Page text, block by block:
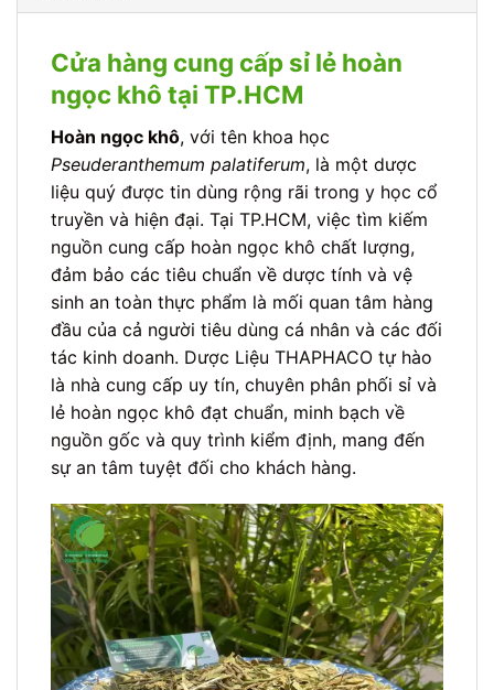
Cửa hàng cung cấp sỉ lẻ hoàn
ngọc khô tại TP.HCM
Hoàn ngọc khô, với tên khoa học
Pseuderanthemum palatiferum, là một dược
liệu quý được tin dùng rộng rãi trong y học cổ
truyền và hiện đại. Tại TP.HCM, việc tìm kiếm
nguồn cung cấp hoàn ngọc khô chất lượng,
đảm bảo các tiêu chuẩn về dược tính và vệ
sinh an toàn thực phẩm là mối quan tâm hàng
đầu của cả người tiêu dùng cá nhân và các đối
tác kinh doanh. Dược Liệu THAPHACO tự hào
là nhà cung cấp uy tín, chuyên phân phối sỉ và
lẻ hoàn ngọc khô đạt chuẩn, minh bạch về
nguồn gốc và quy trình kiểm định, mang đến
sự an tâm tuyệt đối cho khách hàng.